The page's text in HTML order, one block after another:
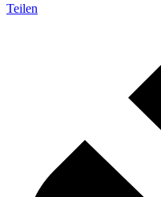
Teilen